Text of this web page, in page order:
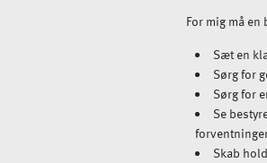
For mig må
Sæt en
Sørg for
Sørg for
Se
Skab